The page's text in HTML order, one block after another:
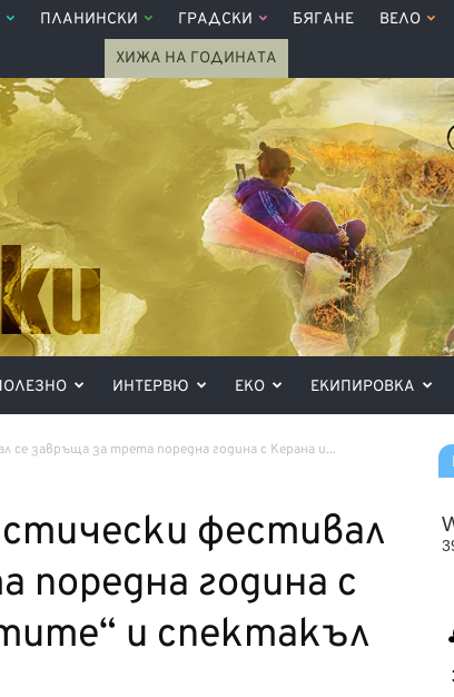
ПЛАНИНСКИ ГРАДСКИ БЯГАНЕ ВЕЛО
ХИЖА НА ГОДИНАТА
ИНТЕРВЮ ЕКО ЕКИПИРОВКА
се завръща за трета поредна година с Керана и...
фестивал
поредна година с
и спектакъл